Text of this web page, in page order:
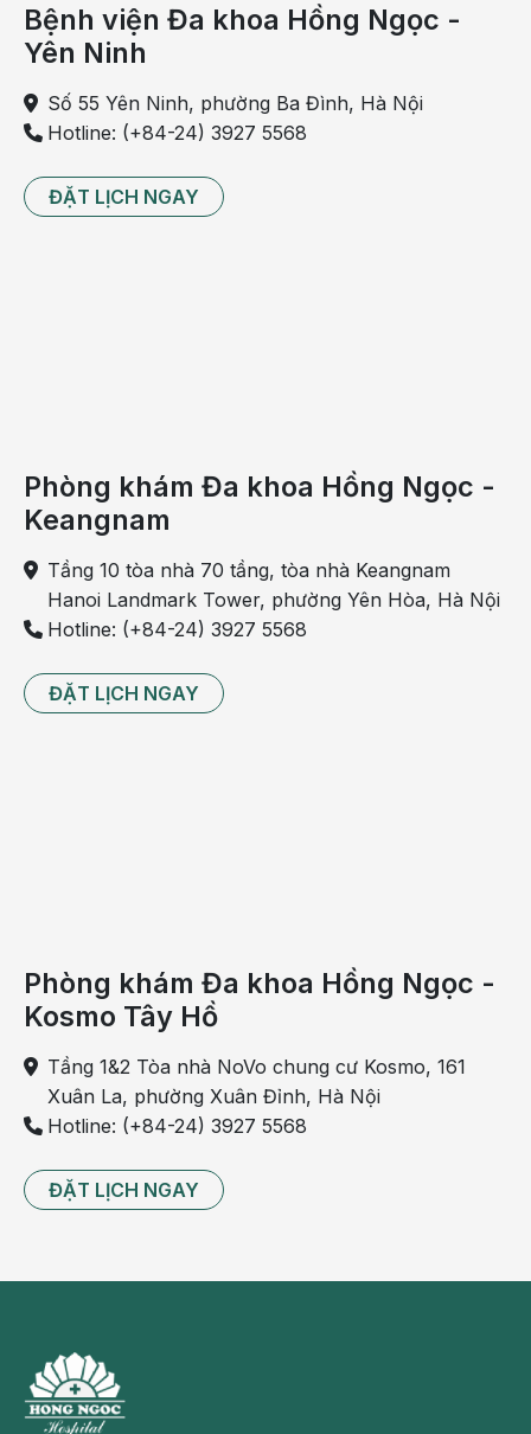
Bệnh viện Đa khoa Hồng Ngọc -
Yên Ninh
Số 55 Yên Ninh, phường Ba Đình, Hà Nội
Hotline: (+84-24) 3927 5568
ĐẶT LỊCH NGAY
Phòng khám Đa khoa Hồng Ngọc -
Keangnam
Tầng 10 tòa nhà 70 tầng, tòa nhà Keangnam
Hanoi Landmark Tower, phường Yên Hòa, Hà Nội
Hotline: (+84-24) 3927 5568
ĐẶT LỊCH NGAY
Phòng khám Đa khoa Hồng Ngọc -
Kosmo Tây Hồ
Tầng 1&2 Tòa nhà NoVo chung cư Kosmo, 161
Xuân La, phường Xuân Đỉnh, Hà Nội
Hotline: (+84-24) 3927 5568
ĐẶT LỊCH NGAY